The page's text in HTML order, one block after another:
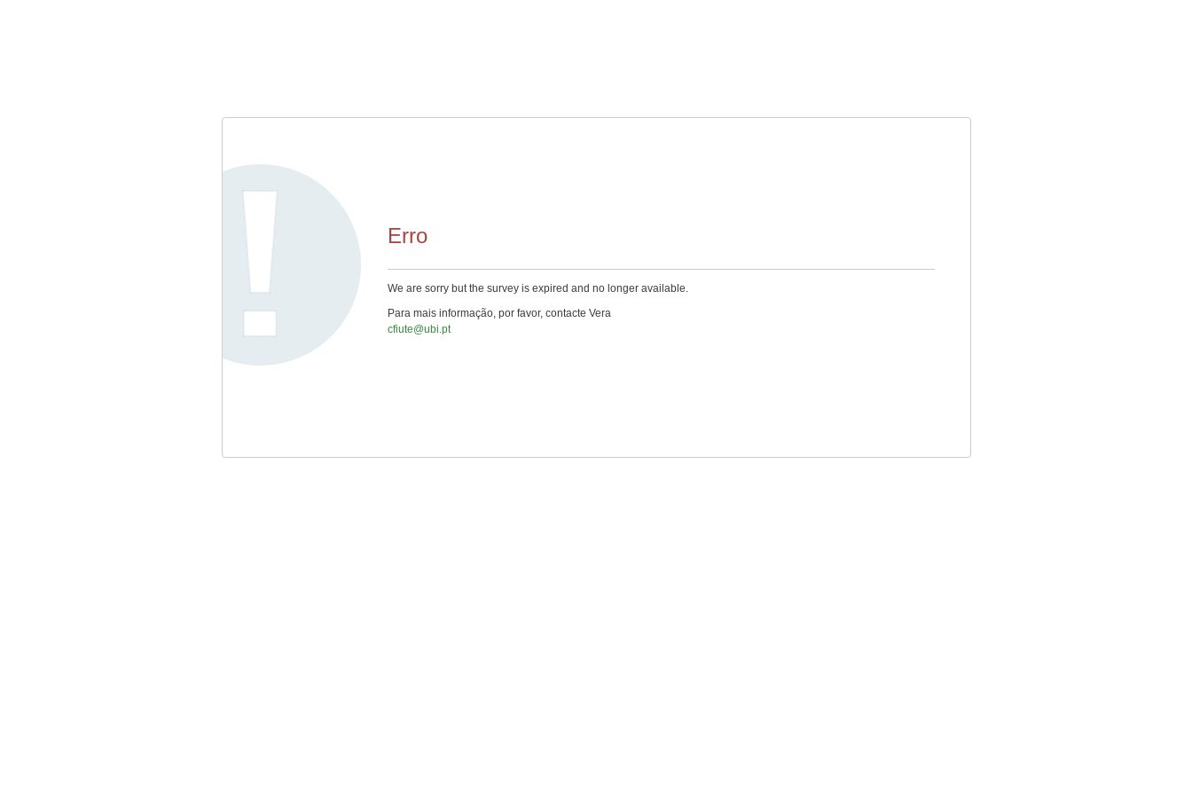
Erro
We are sorry but the survey is expired and no longer available.
Para mais informação, por favor, contacte Vera
cfiute@ubi.pt